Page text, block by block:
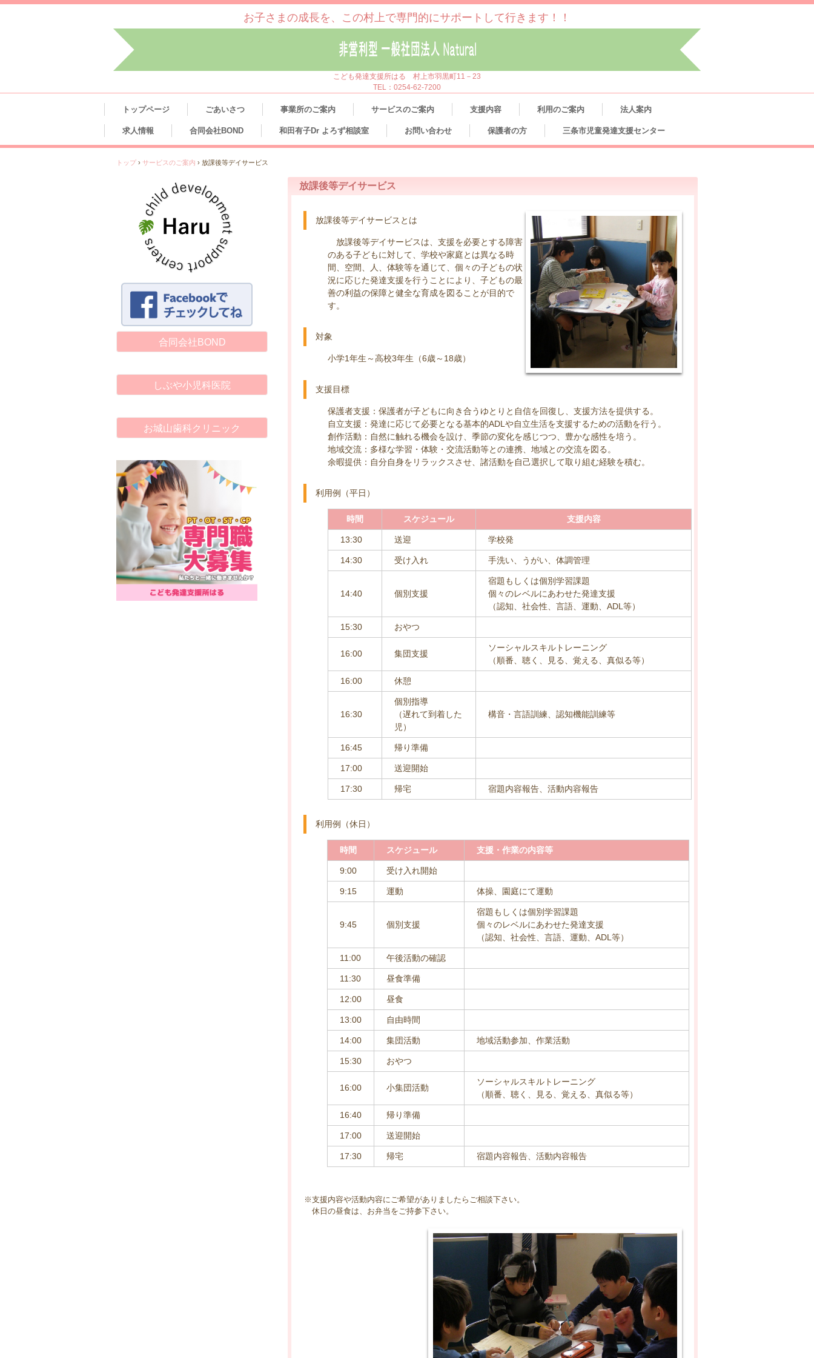
お子さまの成長を、この村上で専門的にサポートして行きます！！
こども発達支援所はる 村上市羽黒町11－23
TEL：0254-62-7200
トップページ ごあいさつ 事業所のご案内 サービスのご案内 支援内容 利用のご案内 法人案内
求人情報 合同会社BOND 和田有子Dr よろず相談室 お問い合わせ 保護者の方 三条市児童発達支援センター
トップ › サービスのご案内 › 放課後等デイサービス
放課後等デイサービス
放課後等デイサービスとは
放課後等デイサービスは、支援を必要とする障害
のある子どもに対して、学校や家庭とは異なる時
間、空間、人、体験等を通じて、個々の子どもの状
況に応じた発達支援を行うことにより、子どもの最
善の利益の保障と健全な育成を図ることが目的で
す。
対象
小学1年生～高校3年生（6歳～18歳）
支援目標
保護者支援：保護者が子どもに向き合うゆとりと自信を回復し、支援方法を提供する。
自立支援：発達に応じて必要となる基本的ADLや自立生活を支援するための活動を行う。
創作活動：自然に触れる機会を設け、季節の変化を感じつつ、豊かな感性を培う。
地域交流：多様な学習・体験・交流活動等との連携、地域との交流を図る。
余暇提供：自分自身をリラックスさせ、諸活動を自己選択して取り組む経験を積む。
利用例（平日）
時間 スケジュール 支援内容
13:30 送迎 学校発
14:30 受け入れ 手洗い、うがい、体調管理
14:40 個別支援
宿題もしくは個別学習課題
個々のレベルにあわせた発達支援
（認知、社会性、言語、運動、ADL等）
15:30 おやつ
16:00 集団支援
ソーシャルスキルトレーニング
（順番、聴く、見る、覚える、真似る等）
16:00 休憩
16:30
個別指導
（遅れて到着した
児）
構音・言語訓練、認知機能訓練等
16:45 帰り準備
17:00 送迎開始
17:30 帰宅 宿題内容報告、活動内容報告
利用例（休日）
時間 スケジュール 支援・作業の内容等
9:00 受け入れ開始
9:15 運動 体操、園庭にて運動
9:45 個別支援
宿題もしくは個別学習課題
個々のレベルにあわせた発達支援
（認知、社会性、言語、運動、ADL等）
11:00 午後活動の確認
11:30 昼食準備
12:00 昼食
13:00 自由時間
14:00 集団活動 地域活動参加、作業活動
15:30 おやつ
16:00 小集団活動
ソーシャルスキルトレーニング
（順番、聴く、見る、覚える、真似る等）
16:40 帰り準備
17:00 送迎開始
17:30 帰宅 宿題内容報告、活動内容報告
※支援内容や活動内容にご希望がありましたらご相談下さい。
休日の昼食は、お弁当をご持参下さい。
合同会社BOND
しぶや小児科医院
お城山歯科クリニック